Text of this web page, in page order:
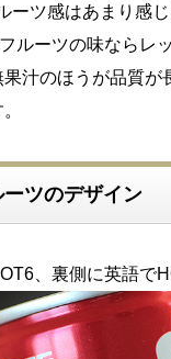
ーツ感はあまり感
ルーツの味ならレ
汁のほうが品質が
ツのデザイン
、裏側に英語で